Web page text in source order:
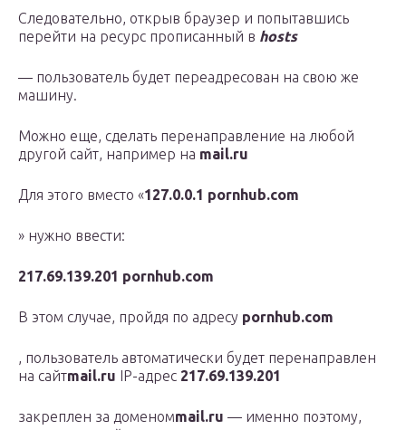
Следовательно, открыв браузер и попытавшись
перейти на ресурс прописанный в hosts
— пользователь будет переадресован на свою же
машину.
Можно еще, сделать перенаправление на любой
другой сайт, например на mail.ru
Для этого вместо «127.0.0.1 pornhub.com
» нужно ввести:
217.69.139.201 pornhub.com
В этом случае, пройдя по адресу pornhub.com
, пользователь автоматически будет перенаправлен
на сайтmail.ru IP-адрес 217.69.139.201
закреплен за доменомmail.ru — именно поэтому,